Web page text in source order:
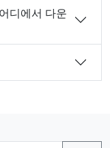
디에서 다운